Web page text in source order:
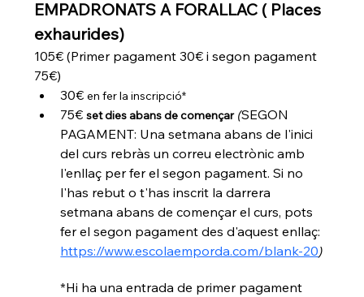
EMPADRONATS A FORALLAC ( Places
exhaurides)
105€ (Primer pagament 30€ i segon pagament
75€)
30€ en fer la inscripció*
75€ set dies abans de començar (SEGON
PAGAMENT: Una setmana abans de l'inici
del curs rebràs un correu electrònic amb
l'enllaç per fer el segon pagament. Si no
l'has rebut o t'has inscrit la darrera
setmana abans de començar el curs, pots
fer el segon pagament des d'aquest enllaç:
https://www.escolaemporda.com/blank-20)
*Hi ha una entrada de primer pagament